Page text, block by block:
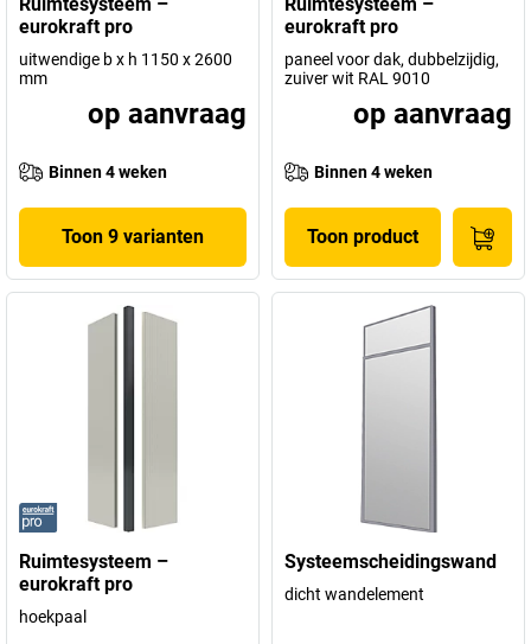
eurokraft pro
uitwendige b x h 1150 x 2600
mm
op aanvraag
Binnen 4 weken
Toon 9 varianten
eurokraft pro
paneel voor dak, dubbelzijdig,
zuiver wit RAL 9010
op aanvraag
Binnen 4 weken
Toon product
Ruimtesysteem –
eurokraft pro
hoekpaal
Systeemscheidingswand
dicht wandelement